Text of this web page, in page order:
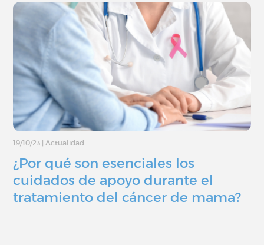
19/10/23 Actualidad
¿Por qué son esenciales los
cuidados de apoyo durante el
tratamiento del cáncer de mama?